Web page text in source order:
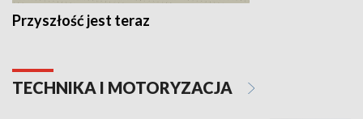
Przyszłość jest teraz
TECHNIKA I MOTORYZACJA